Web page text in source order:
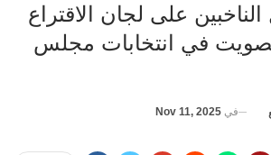
على لجان الاقتراع
في انتخابات مجلس
في Nov 11, 2025